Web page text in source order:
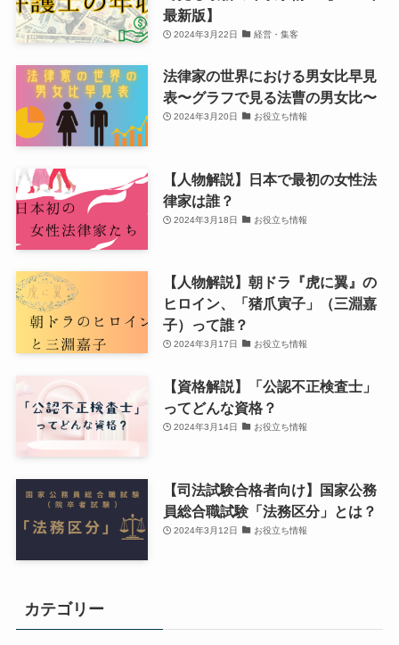
最新版】
2024年3月22日 経営・集客
法律家の世界における男女比早見
表〜グラフで見る法曹の男女比〜
2024年3月20日 お役立ち情報
【人物解説】日本で最初の女性法
律家は誰？
2024年3月18日 お役立ち情報
【人物解説】朝ドラ『虎に翼』の
ヒロイン、「猪爪寅子」（三淵嘉
子）って誰？
2024年3月17日 お役立ち情報
【資格解説】「公認不正検査士」
ってどんな資格？
2024年3月14日 お役立ち情報
【司法試験合格者向け】国家公務
員総合職試験「法務区分」とは？
2024年3月12日 お役立ち情報
カテゴリー